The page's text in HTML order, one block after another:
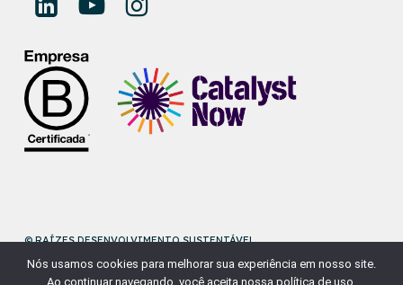
© RAÍZES DESENVOLVIMENTO SUSTENTÁVEL
DESENVOLVIDO PORNAÇÃODESIGN
Nós usamos cookies para melhorar sua experiência em nosso site.
Ao continuar navegando, você aceita nossa política de uso.